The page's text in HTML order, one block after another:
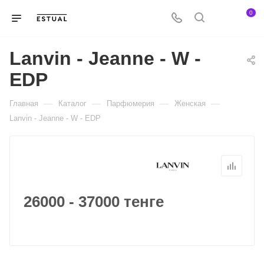
0
Lanvin - Jeanne - W -
EDP
Главная — Каталог — Парфюмерия — Женская —
Lanvin - Jeanne - W - EDP
26000 - 37000 тенге